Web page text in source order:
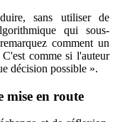
sans utiliser de
qui sous-
comment un
comme si l'auteur
décision possible ».
mise en route